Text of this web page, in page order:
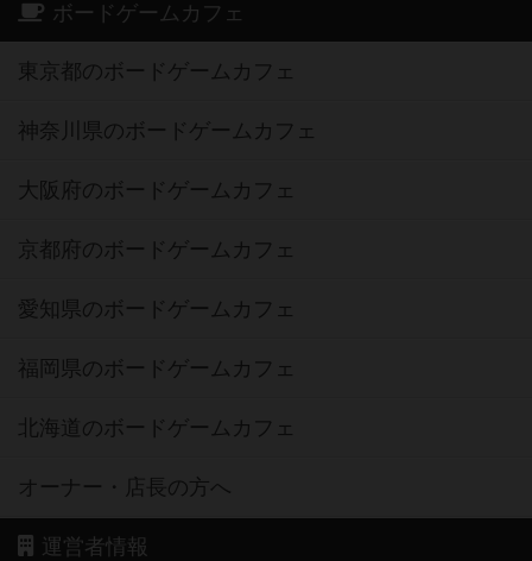
ボードゲームカフェ
東京都のボードゲームカフェ
神奈川県のボードゲームカフェ
大阪府のボードゲームカフェ
京都府のボードゲームカフェ
愛知県のボードゲームカフェ
福岡県のボードゲームカフェ
北海道のボードゲームカフェ
オーナー・店長の方へ
運営者情報